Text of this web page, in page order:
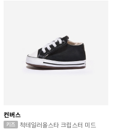
컨버스
척테일러올스타 크립스터 미드